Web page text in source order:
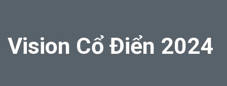
Vision Cổ Điển 2024